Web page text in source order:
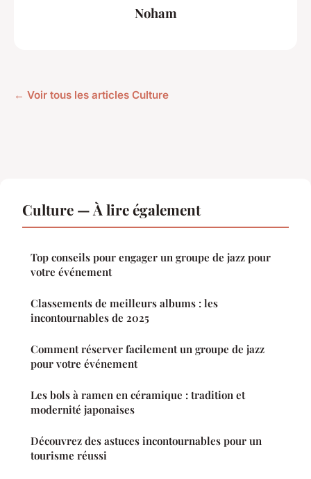
Noham
← Voir tous les articles Culture
Culture — À lire également
Top conseils pour engager un groupe de jazz pour
votre événement
Classements de meilleurs albums : les
incontournables de 2025
Comment réserver facilement un groupe de jazz
pour votre événement
Les bols à ramen en céramique : tradition et
modernité japonaises
Découvrez des astuces incontournables pour un
tourisme réussi